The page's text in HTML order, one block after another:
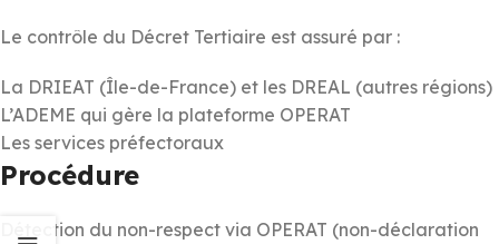
Le contrôle du Décret Tertiaire est assuré par :
La DRIEAT (Île-de-France) et les DREAL (autres régions)
L’ADEME qui gère la plateforme OPERAT
Les services préfectoraux
Procédure
Détection du non-respect via OPERAT (non-déclaration